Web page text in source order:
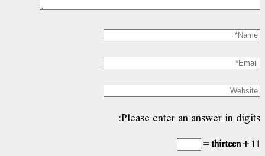
Please enter an answer in digits:
11 + thirteen =